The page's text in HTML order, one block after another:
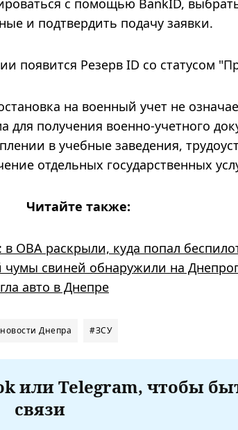
с помощью BankID,
и подтвердить подачу заявки.
появится Резерв ID со статусом
на военный учет не
для получения военно-учетного
в учебные заведения,
отдельных государственных
Читайте также:
ОВА раскрыли, куда попал
свиней обнаружили на
авто в Днепре
Днепра #ЗСУ
или Telegram, чтобы
связи